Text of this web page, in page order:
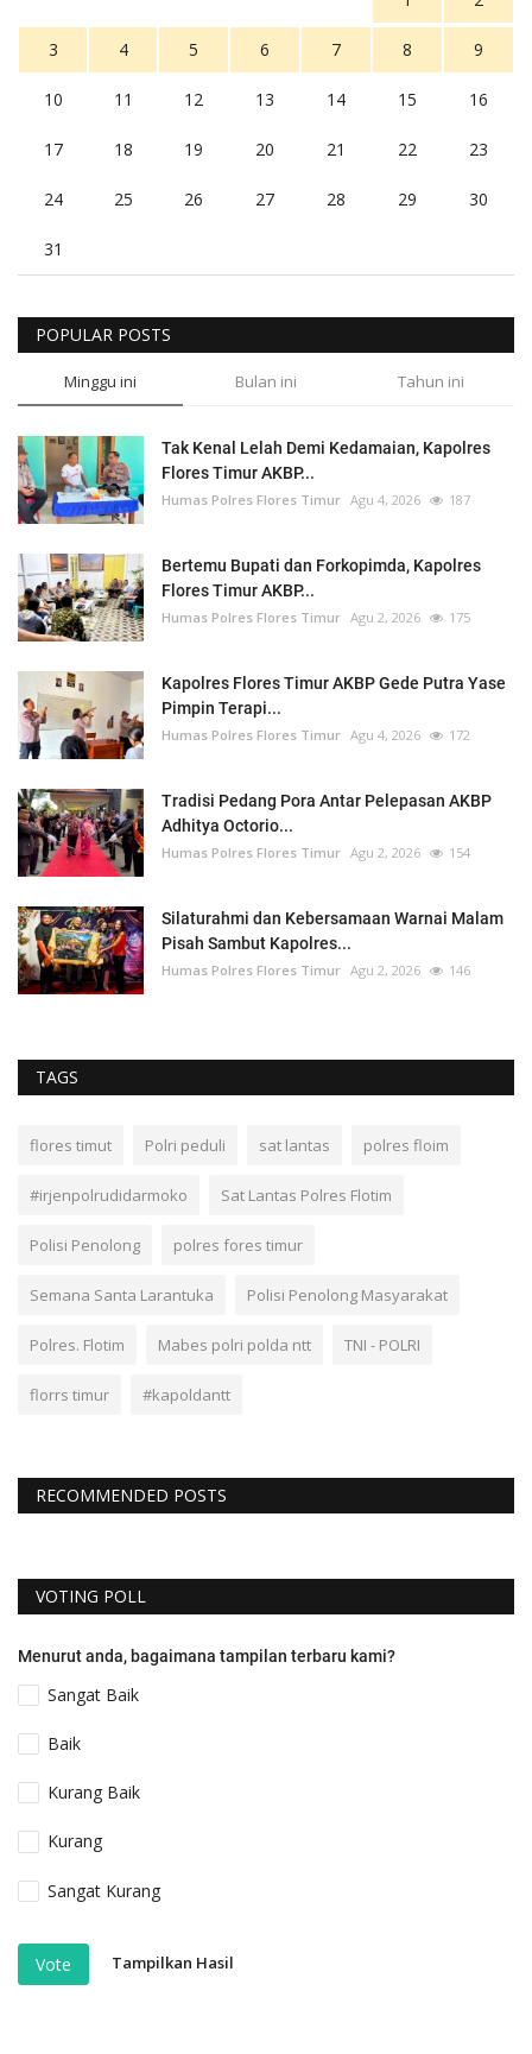
3 4 5 6 7 8 9
10 11 12 13 14 15 16
17 18 19 20 21 22 23
24 25 26 27 28 29 30
31
POPULAR POSTS
Minggu ini Bulan ini Tahun ini
Tak Kenal Lelah Demi Kedamaian, Kapolres
Flores Timur AKBP...
Humas Polres Flores Timur Agu 4, 2026 187
Bertemu Bupati dan Forkopimda, Kapolres
Flores Timur AKBP...
Humas Polres Flores Timur Agu 2, 2026 175
Kapolres Flores Timur AKBP Gede Putra Yase
Pimpin Terapi...
Humas Polres Flores Timur Agu 4, 2026 172
Tradisi Pedang Pora Antar Pelepasan AKBP
Adhitya Octorio...
Humas Polres Flores Timur Agu 2, 2026 154
Silaturahmi dan Kebersamaan Warnai Malam
Pisah Sambut Kapolres...
Humas Polres Flores Timur Agu 2, 2026 146
TAGS
flores timut Polri peduli sat lantas polres floim
#irjenpolrudidarmoko Sat Lantas Polres Flotim
Polisi Penolong polres fores timur
Semana Santa Larantuka Polisi Penolong Masyarakat
Polres. Flotim Mabes polri polda ntt TNI - POLRI
florrs timur #kapoldantt
RECOMMENDED POSTS
VOTING POLL
Menurut anda, bagaimana tampilan terbaru kami?
Sangat Baik
Baik
Kurang Baik
Kurang
Sangat Kurang
Vote Tampilkan Hasil